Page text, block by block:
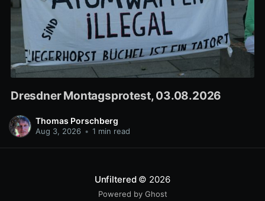
Dresdner Montagsprotest, 03.08.2026
Thomas Porschberg
Aug 3, 2026 • 1 min read
Unfiltered © 2026
Powered by Ghost